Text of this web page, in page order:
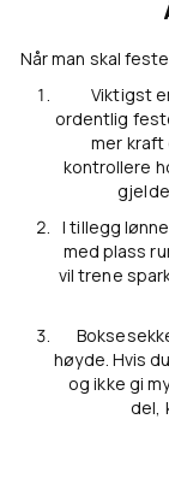
Når man skal
Viktigst
ordentlig
mer
kontrollere
I tillegg
med plass
vil trene
høyde. Hvis
og ikke gi
del,